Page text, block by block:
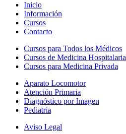
Inicio
Información
Cursos
Contacto
Cursos para Todos los Médicos
Cursos de Medicina Hospitalaria
Cursos para Medicina Privada
Aparato Locomotor
Atención Primaria
Diagnóstico por Imagen
Pediatría
Aviso Legal